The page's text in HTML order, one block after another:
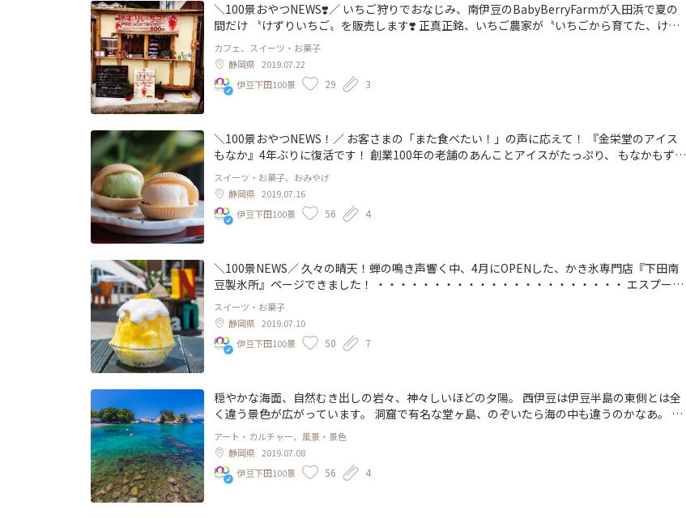
＼100景おやつNEWS❣️／ いちご狩りでおなじみ、南伊豆のBabyBerryFarmが入田浜で夏の
間だけ 〝けずりいちご〟を販売します❣️ 正真正銘、いちご農家が〝いちごから育てた、けず
りいちご〟♡ とっっても美味しいシャリふわ感を味わってくださーい！ 🍓けずりいちご（い
ちご＋練乳）・・・600円 🍓 ＋いちごソース・・・・・・・・＋100円 🍓 ＋リキュー
ル・・・・・・・・・＋300円 🍓いちご豆乳タピオカドリンク・・・・600円 🍓いちごソー
ダ・・・・・・・・・・・400円 他にもホットドッグやビール、ジュース、今日のメニュー
カフェ、スイーツ・お菓子
静岡県 2019.07.22
伊豆下田100景
29 3
＼100景おやつNEWS！／ お客さまの「また食べたい！」の声に応えて！ 『金栄堂のアイス
もなか』4年ぶりに復活です！ 創業100年の老舗のあんことアイスがたっぷり、 もなかもずっ
とサクサクで180円！ 溶けちゃって２つは頬張れないから今日はバニラ、明日は抹茶♡ 町歩
きしながら手軽に食べれて嬉しいおやつです♪ http://shimoda100.com/sweet/kineido/
スイーツ・お菓子、おみやげ
静岡県 2019.07.16
伊豆下田100景
56 4
＼100景NEWS／ 久々の晴天！蝉の鳴き声響く中、4月にOPENした、かき氷専門店『下田南
豆製氷所』ページできました！ ・・・・・・・・・・・・・・・・・・・・・・ エスプーマ
が下田上陸だと耳に入った編集部３人、意気揚々と全メニュー食べてきました！！！ かき氷
の上にたっぷり乗っちゃう、ふわトロのエスプーマはかき氷というお馴染みのおやつを数ラ
ンク上のデザートにしています！！！ 甘夏やイチゴなどのフルーツソースは下田のケーキ
屋・ケークスカノン特製✨ ゴロゴロした果実も入ってたまりません〜❣️ 自家製蜜がコク深
ズヴィレッジのオープンテラスでかき氷タイム！ 開放感が最高に気持ちいいですよー\(≧∀
≦)/ http://shimoda100.com/restaurant/nanzu/ 撮影：津留崎徹花
スイーツ・お菓子
静岡県 2019.07.10
伊豆下田100景
50 7
穏やかな海面、自然むき出しの岩々、神々しいほどの夕陽。 西伊豆は伊豆半島の東側とは全
く違う景色が広がっています。 洞窟で有名な堂ヶ島、のぞいたら海の中も違うのかなあ。 下
田の写真家、野口正の撮る下田の美しい風景を心地よい音楽に載せてお届けする連載「ポー
トレート下田」、新着です！ http://shimoda100.com/shimoda-port/
アート・カルチャー、風景・景色
静岡県 2019.07.08
伊豆下田100景
56 4